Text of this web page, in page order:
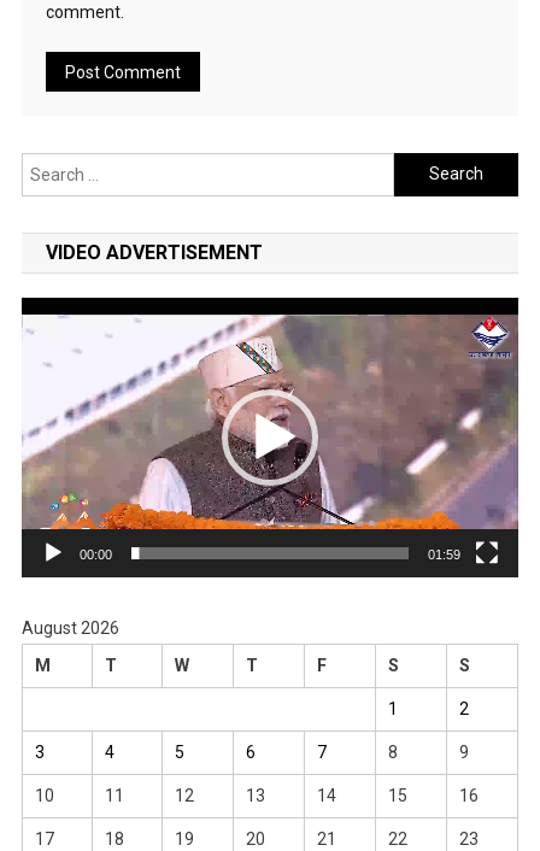
comment.
Search
for:
VIDEO ADVERTISEMENT
Video
00:00 01:59
August 2026
M
T W T F S S
1 2
3 4 5 6 7 8 9
10 11 12 13 14 15 16
17 18 19 20 21 22 23